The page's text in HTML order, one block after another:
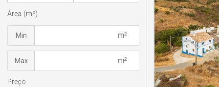
Área (m²)
Min
Max
Preço